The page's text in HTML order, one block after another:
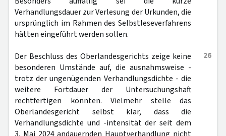
Verhandlungsdauer zur Verlesung der Urkunden, die
ursprünglich im Rahmen des Selbstleseverfahrens
hätten eingeführt werden sollen.
26
Der Beschluss des Oberlandesgerichts zeige keine
besonderen Umstände auf, die ausnahmsweise -
trotz der ungenügenden Verhandlungsdichte - die
weitere Fortdauer der Untersuchungshaft
rechtfertigen könnten. Vielmehr stelle das
Oberlandesgericht selbst klar, dass die
Verhandlungsdichte und -intensität der seit dem